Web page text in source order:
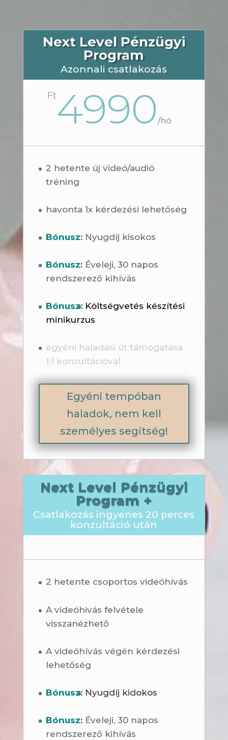
Next Level Pénzügyi
Program
Azonnali csatlakozás
Ft4990 /hó
2 hetente új videó/audió
tréning
havonta 1x kérdezési lehetőség
Bónusz:Nyugdíj kisokos
Bónusz:Éveleji, 30 napos
rendszerező kihívás
Bónusz: Költségvetés készítési
minikurzus
egyéni haladási út támogatása
1:1 konzultációval
Egyéni tempóban
haladok, nem kell
személyes segítség!
Next Level Pénzügyi
Program +
Csatlakozás ingyenes 20 perces
konzultáció után
2 hetente csoportos videóhívás
A videóhivás felvétele
visszanézhető
A videóhívás végén kérdezési
lehetőség
Bónusz: Nyugdíj kidokos
Bónusz:Éveleji, 30 napos
rendszerező kihívás